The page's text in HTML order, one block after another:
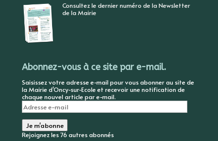
Consultez le dernier numéro de la Newsletter
de la Mairie
Abonnez-vous à ce site par e-mail.
Saisissez votre adresse e-mail pour vous abonner au site de
la Mairie d'Oncy-sur-Ecole et recevoir une notification de
chaque nouvel article par e-mail.
Adresse
e-
mail
Je m'abonne
Rejoignez les 76 autres abonnés